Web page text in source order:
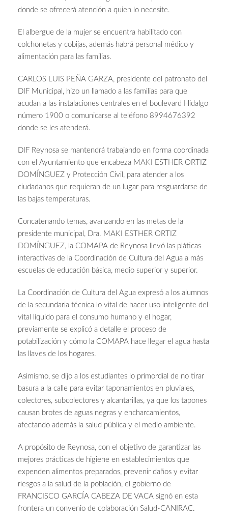
donde se ofrecerá atención a quien lo necesite.
El albergue de la mujer se encuentra habilitado con
colchonetas y cobijas, además habrá personal médico y
alimentación para las familias.
CARLOS LUIS PEÑA GARZA, presidente del patronato del
DIF Municipal, hizo un llamado a las familias para que
acudan a las instalaciones centrales en el boulevard Hidalgo
número 1900 o comunicarse al teléfono 8994676392
donde se les atenderá.
DIF Reynosa se mantendrá trabajando en forma coordinada
con el Ayuntamiento que encabeza MAKI ESTHER ORTIZ
DOMÍNGUEZ y Protección Civil, para atender a los
ciudadanos que requieran de un lugar para resguardarse de
las bajas temperaturas.
Concatenando temas, avanzando en las metas de la
presidente municipal, Dra. MAKI ESTHER ORTIZ
DOMÍNGUEZ, la COMAPA de Reynosa llevó las pláticas
interactivas de la Coordinación de Cultura del Agua a más
escuelas de educación básica, medio superior y superior.
La Coordinación de Cultura del Agua expresó a los alumnos
de la secundaria técnica lo vital de hacer uso inteligente del
vital líquido para el consumo humano y el hogar,
previamente se explicó a detalle el proceso de
potabilización y cómo la COMAPA hace llegar el agua hasta
las llaves de los hogares.
Asimismo, se dijo a los estudiantes lo primordial de no tirar
basura a la calle para evitar taponamientos en pluviales,
colectores, subcolectores y alcantarillas, ya que los tapones
causan brotes de aguas negras y encharcamientos,
afectando además la salud pública y el medio ambiente.
A propósito de Reynosa, con el objetivo de garantizar las
mejores prácticas de higiene en establecimientos que
expenden alimentos preparados, prevenir daños y evitar
riesgos a la salud de la población, el gobierno de
FRANCISCO GARCÍA CABEZA DE VACA signó en esta
frontera un convenio de colaboración Salud-CANIRAC.